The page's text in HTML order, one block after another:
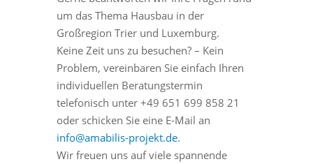
um das Thema Hausbau in der
Großregion Trier und Luxemburg.
Keine Zeit uns zu besuchen? – Kein
Problem, vereinbaren Sie einfach Ihren
individuellen Beratungstermin
telefonisch unter +49 651 699 858 21
oder schicken Sie eine E-Mail an
info@amabilis-projekt.de.
Wir freuen uns auf viele spannende